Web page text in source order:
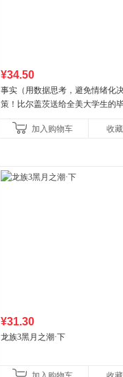
¥34.50
事实（用数据思考，避免情绪化
策！比尔盖茨送给全美大学生的
书！）读客经管文库
加入购物车 收藏
¥31.30
龙族3黑月之潮·下